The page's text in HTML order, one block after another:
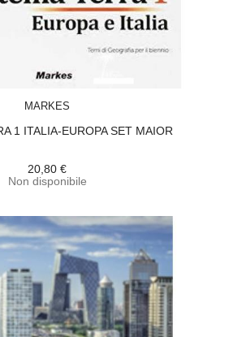
MARKES
1 ITALIA-EUROPA SET MAIOR
20,80 €
Non disponibile